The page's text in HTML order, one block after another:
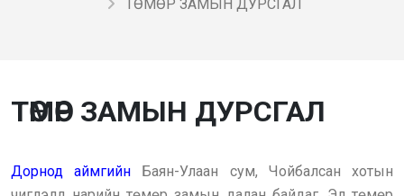
ТӨМӨР ЗАМЫН ДУРСГАЛ
ТӨМӨР ЗАМЫН ДУРСГАЛ
Дорнод аймгийн
Баян-Улаан сум, Чойбалсан хотын